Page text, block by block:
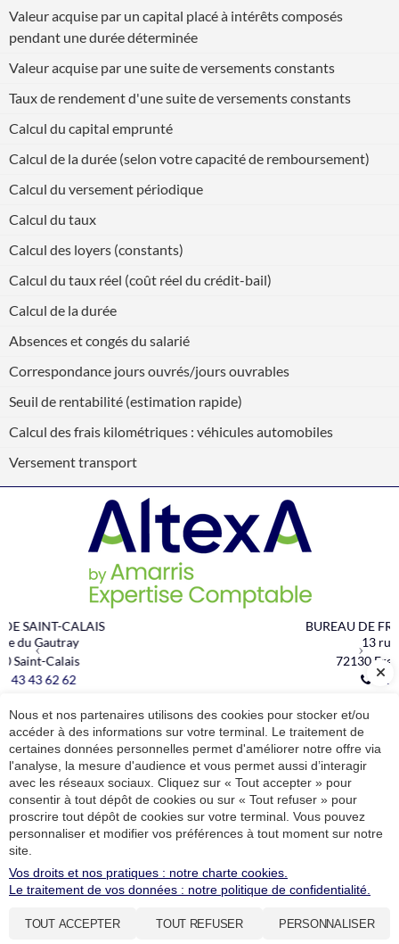
Valeur acquise par un capital placé à intérêts composés
pendant une durée déterminée
Valeur acquise par une suite de versements constants
Taux de rendement d'une suite de versements constants
Calcul du capital emprunté
Calcul de la durée (selon votre capacité de remboursement)
Calcul du versement périodique
Calcul du taux
Calcul des loyers (constants)
Calcul du taux réel (coût réel du crédit-bail)
Calcul de la durée
Absences et congés du salarié
Correspondance jours ouvrés/jours ouvrables
Seuil de rentabilité (estimation rapide)
Calcul des frais kilométriques : véhicules automobiles
Versement transport
BUREAU DE FRESNAY-SUR-SARTHE
Previous Next
RUBRIQUES
Notre cabinet
Nos expertises Actualités
Contact
Espace client
INSCRIPTION NEWSLETTER
ESPACE CLIENT
Plan du site Administration
Mentions légales et RGPD
Nous et nos partenaires utilisons des cookies pour stocker et/ou
accéder à des informations sur votre terminal. Le traitement de
certaines données personnelles permet d'améliorer notre offre via
l'analyse, la mesure d'audience et vous permet aussi d’interagir
avec les réseaux sociaux. Cliquez sur « Tout accepter » pour
consentir à tout dépôt de cookies ou sur « Tout refuser » pour
proscrire tout dépôt de cookies sur votre terminal. Vous pouvez
personnaliser et modifier vos préférences à tout moment sur notre
site.
Vos droits et nos pratiques : notre charte cookies.
Le traitement de vos données : notre politique de confidentialité.
TOUT ACCEPTER TOUT REFUSER PERSONNALISER